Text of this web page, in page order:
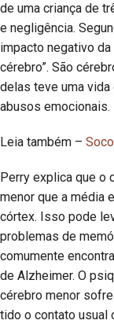
de uma criança de
e negligência.
impacto negativo
cérebro”. São
delas teve uma
abusos emocionais.
Leia também –
Perry explica que o
menor que a média
córtex. Isso pode
problemas de
comumente
de Alzheimer. O
cérebro menor
tido o contato usual